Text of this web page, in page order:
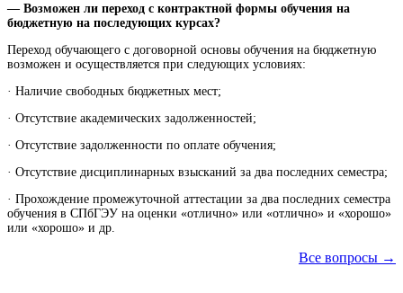
— Возможен ли переход с контрактной формы обучения на
бюджетную на последующих курсах?
Переход обучающего с договорной основы обучения на бюджетную
возможен и осуществляется при следующих условиях:
· Наличие свободных бюджетных мест;
· Отсутствие академических задолженностей;
· Отсутствие задолженности по оплате обучения;
· Отсутствие дисциплинарных взысканий за два последних семестра;
· Прохождение промежуточной аттестации за два последних семестра
обучения в СПбГЭУ на оценки «отлично» или «отлично» и «хорошо»
или «хорошо» и др.
Все вопросы →